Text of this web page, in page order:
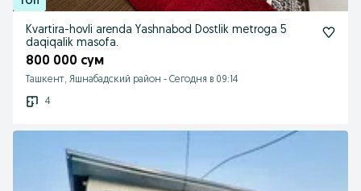
Kvartira-hovli arenda Yashnabod Dostlik metroga 5
daqiqalik masofa.
800 000 сум
Ташкент, Яшнабадский район - Сегодня в 09:14
4